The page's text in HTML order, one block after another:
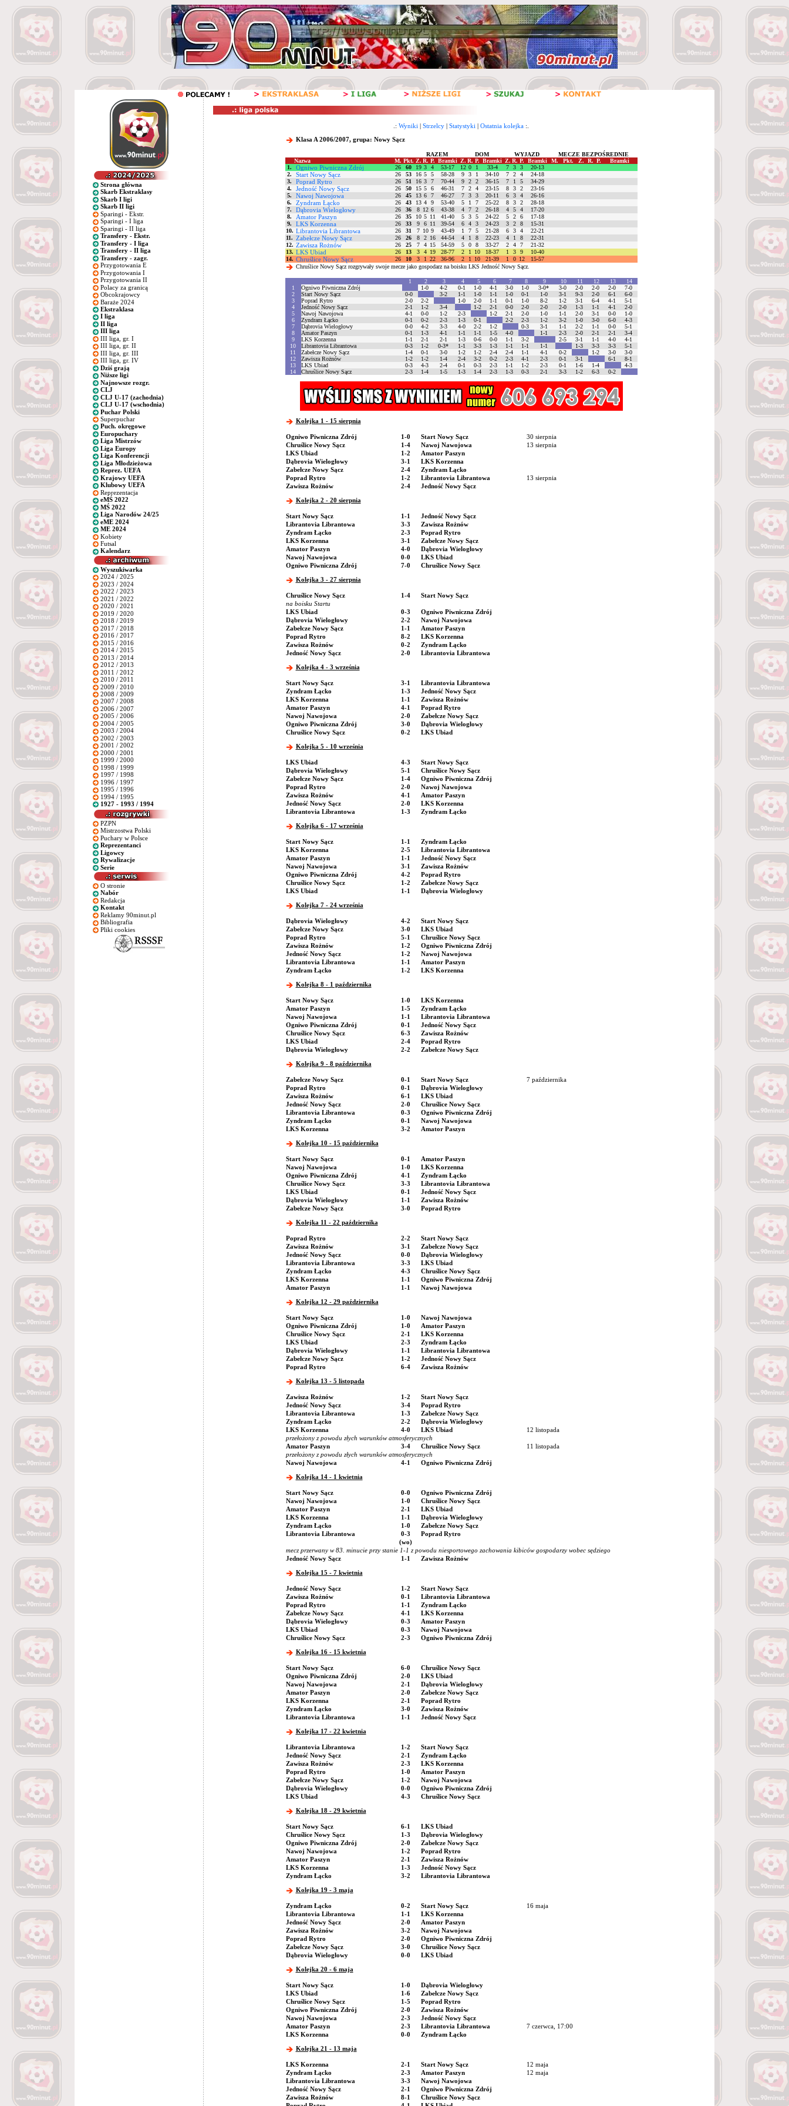
Strona główna
Skarb Ekstraklasy
Skarb I ligi
Skarb II ligi
Sparingi - Ekstr.
Sparingi - I liga
Sparingi - II liga
Transfery - Ekstr.
Transfery - I liga
Transfery - II liga
Transfery - zagr.
Przygotowania E
Przygotowania I
Przygotowania II
Polacy za granicą
Obcokrajowcy
Baraże 2024
Ekstraklasa
I liga
II liga
III liga
III liga, gr. I
III liga, gr. II
III liga, gr. III
III liga, gr. IV
Dziś grają
Niższe ligi
Najnowsze rozgr.
CLJ
CLJ U-17 (zachodnia)
CLJ U-17 (wschodnia)
Puchar Polski
Superpuchar
Puch. okręgowe
Europuchary
Liga Mistrzów
Liga Europy
Liga Konferencji
Liga Młodzieżowa
Reprez. UEFA
Krajowy UEFA
Klubowy UEFA
Reprezentacja
eMŚ 2022
MŚ 2022
Liga Narodów 24/25
eME 2024
ME 2024
Kobiety
Futsal
Kalendarz
Wyszukiwarka
2024 / 2025
2023 / 2024
2022 / 2023
2021 / 2022
2020 / 2021
2019 / 2020
2018 / 2019
2017 / 2018
2016 / 2017
2015 / 2016
2014 / 2015
2013 / 2014
2012 / 2013
2011 / 2012
2010 / 2011
2009 / 2010
2008 / 2009
2007 / 2008
2006 / 2007
2005 / 2006
2004 / 2005
2003 / 2004
2002 / 2003
2001 / 2002
2000 / 2001
1999 / 2000
1998 / 1999
1997 / 1998
1996 / 1997
1995 / 1996
1994 / 1995
1927 - 1993 / 1994
PZPN
Mistrzostwa Polski
Puchary w Polsce
Reprezentanci
Ligowcy
Rywalizacje
Serie
O stronie
Nabór
Redakcja
Kontakt
Reklamy 90minut.pl
Bibliografia
Pliki cookies
.: Wyniki | Strzelcy | Statystyki | Ostatnia kolejka :.
Klasa A 2006/2007, grupa: Nowy Sącz
RAZEM DOM WYJAZD
MECZE BEZPOŚREDNIE
Nazwa
M. Pkt. Z. R. P. Bramki Z. R. P. Bramki Z. R. P. Bramki M. Pkt. Z. R. P.
Bramki
1.
Ogniwo Piwniczna Zdrój 26 60 19 3 4 53-17 12 0 1 33-4 7 3 3
20-13
2.
Start Nowy Sącz 26 53 16 5 5 58-28 9 3 1 34-10 7 2 4
24-18
3.
Poprad Rytro 26 51 16 3 7 70-44 9 2 2 36-15 7 1 5
34-29
4.
Jedność Nowy Sącz 26 50 15 5 6 46-31 7 2 4 23-15 8 3 2
23-16
5.
Nawoj Nawojowa 26 45 13 6 7 46-27 7 3 3 20-11 6 3 4
26-16
6.
Zyndram Łącko 26 43 13 4 9 53-40 5 1 7 25-22 8 3 2
28-18
7.
Dąbrovia Wielogłowy 26 36 8 12 6 43-38 4 7 2 26-18 4 5 4
17-20
8.
Amator Paszyn 26 35 10 5 11 41-40 5 3 5 24-22 5 2 6
17-18
9.
LKS Korzenna 26 33 9 6 11 39-54 6 4 3 24-23 3 2 8
15-31
10. Librantovia Librantowa 26 31 7 10 9 43-49 1 7 5 21-28 6 3 4
22-21
11. Zabełcze Nowy Sącz 26 26 8 2 16 44-54 4 1 8 22-23 4 1 8
22-31
12. Zawisza Rożnów 26 25 7 4 15 54-59 5 0 8 33-27 2 4 7
21-32
13. LKS Ubiad 26 13 3 4 19 28-77 2 1 10 18-37 1 3 9
10-40
14. Chruślice Nowy Sącz 26 10 3 1 22 36-96 2 1 10 21-39 1 0 12
15-57
Chruślice Nowy Sącz rozgrywały swoje mecze jako gospodarz na boisku LKS Jedność Nowy Sącz.
1 2 3 4 5 6 7 8 9 10 11 12 13
14
1
Ogniwo Piwniczna Zdrój 1-0 4-2 0-1 1-0 4-1 3-0 1-0 3-0* 3-0 2-0 2-0 2-0
7-0
2
Start Nowy Sącz 0-0 3-2 1-1 1-0 1-1 1-0 0-1 1-0 3-1 9-3 2-0 6-1
6-0
3
Poprad Rytro 2-0 2-2 1-0 2-0 1-1 0-1 1-0 8-2 1-2 3-1 6-4 4-1
5-1
4
Jedność Nowy Sącz 2-1 1-2 3-4 1-2 2-1 0-0 2-0 2-0 2-0 1-3 1-1 4-1
2-0
5
Nawoj Nawojowa 4-1 0-0 1-2 2-3 1-2 2-1 2-0 1-0 1-1 2-0 3-1 0-0
1-0
6
Zyndram Łącko 0-1 0-2 2-3 1-3 0-1 2-2 2-3 1-2 3-2 1-0 3-0 6-0
4-3
7
Dąbrovia Wielogłowy 0-0 4-2 3-3 4-0 2-2 1-2 0-3 3-1 1-1 2-2 1-1 0-0
5-1
8
Amator Paszyn 0-1 1-3 4-1 1-1 1-1 1-5 4-0 1-1 2-3 2-0 2-1 2-1
3-4
9
LKS Korzenna 1-1 2-1 2-1 1-3 0-6 0-0 1-1 3-2 2-5 3-1 1-1 4-0
4-1
10
Librantovia Librantowa 0-3 1-2 0-3* 1-1 3-3 1-3 1-1 1-1 1-1 1-3 3-3 3-3
5-1
11
Zabełcze Nowy Sącz 1-4 0-1 3-0 1-2 1-2 2-4 2-4 1-1 4-1 0-2 1-2 3-0
3-0
12
Zawisza Rożnów 1-2 1-2 1-4 2-4 3-2 0-2 2-3 4-1 2-3 0-1 3-1 6-1
8-1
13
LKS Ubiad 0-3 4-3 2-4 0-1 0-3 2-3 1-1 1-2 2-3 0-1 1-6 1-4
4-3
14
Chruślice Nowy Sącz 2-3 1-4 1-5 1-3 1-4 2-3 1-3 0-3 2-1 3-3 1-2 6-3 0-2
Kolejka 1 - 15 sierpnia
Ogniwo Piwniczna Zdrój 1-0 Start Nowy Sącz
30 sierpnia
Chruślice Nowy Sącz
1-4 Nawoj Nawojowa
13 sierpnia
LKS Ubiad
1-2
Amator Paszyn
Dąbrovia Wielogłowy
3-1
LKS Korzenna
Zabełcze Nowy Sącz
2-4
Zyndram Łącko
Poprad Rytro
1-2 Librantovia Librantowa
13 sierpnia
Zawisza Rożnów
2-4 Jedność Nowy Sącz
Kolejka 2 - 20 sierpnia
Start Nowy Sącz 1-1
Jedność Nowy Sącz
Librantovia Librantowa
3-3
Zawisza Rożnów
Zyndram Łącko
2-3
Poprad Rytro
LKS Korzenna
3-1
Zabełcze Nowy Sącz
Amator Paszyn
4-0
Dąbrovia Wielogłowy
Nawoj Nawojowa
0-0
LKS Ubiad
Ogniwo Piwniczna Zdrój
7-0 Chruślice Nowy Sącz
Kolejka 3 - 27 sierpnia
Chruślice Nowy Sącz 1-4
Start Nowy Sącz
na boisku Startu
LKS Ubiad
0-3
Ogniwo Piwniczna Zdrój
Dąbrovia Wielogłowy
2-2
Nawoj Nawojowa
Zabełcze Nowy Sącz
1-1
Amator Paszyn
Poprad Rytro
8-2
LKS Korzenna
Zawisza Rożnów
0-2
Zyndram Łącko
Jedność Nowy Sącz
2-0 Librantovia Librantowa
Kolejka 4 - 3 września
Start Nowy Sącz 3-1
Librantovia Librantowa
Zyndram Łącko
1-3
Jedność Nowy Sącz
LKS Korzenna
1-1
Zawisza Rożnów
Amator Paszyn
4-1
Poprad Rytro
Nawoj Nawojowa
2-0
Zabełcze Nowy Sącz
Ogniwo Piwniczna Zdrój
3-0
Dąbrovia Wielogłowy
Chruślice Nowy Sącz
0-2 LKS Ubiad
Kolejka 5 - 10 września
LKS Ubiad 4-3
Start Nowy Sącz
Dąbrovia Wielogłowy
5-1
Chruślice Nowy Sącz
Zabełcze Nowy Sącz
1-4
Ogniwo Piwniczna Zdrój
Poprad Rytro
2-0
Nawoj Nawojowa
Zawisza Rożnów
4-1
Amator Paszyn
Jedność Nowy Sącz
2-0
LKS Korzenna
Librantovia Librantowa
1-3 Zyndram Łącko
Kolejka 6 - 17 września
Start Nowy Sącz 1-1
Zyndram Łącko
LKS Korzenna
2-5
Librantovia Librantowa
Amator Paszyn
1-1
Jedność Nowy Sącz
Nawoj Nawojowa
3-1
Zawisza Rożnów
Ogniwo Piwniczna Zdrój
4-2
Poprad Rytro
Chruślice Nowy Sącz
1-2
Zabełcze Nowy Sącz
LKS Ubiad
1-1 Dąbrovia Wielogłowy
Kolejka 7 - 24 września
Dąbrovia Wielogłowy 4-2
Start Nowy Sącz
Zabełcze Nowy Sącz
3-0
LKS Ubiad
Poprad Rytro
5-1
Chruślice Nowy Sącz
Zawisza Rożnów
1-2
Ogniwo Piwniczna Zdrój
Jedność Nowy Sącz
1-2
Nawoj Nawojowa
Librantovia Librantowa
1-1
Amator Paszyn
Zyndram Łącko
1-2 LKS Korzenna
Kolejka 8 - 1 października
Start Nowy Sącz 1-0
LKS Korzenna
Amator Paszyn
1-5
Zyndram Łącko
Nawoj Nawojowa
1-1
Librantovia Librantowa
Ogniwo Piwniczna Zdrój
0-1
Jedność Nowy Sącz
Chruślice Nowy Sącz
6-3
Zawisza Rożnów
LKS Ubiad
2-4
Poprad Rytro
Dąbrovia Wielogłowy
2-2 Zabełcze Nowy Sącz
Kolejka 9 - 8 października
Zabełcze Nowy Sącz 0-1 Start Nowy Sącz
7 października
Poprad Rytro
0-1
Dąbrovia Wielogłowy
Zawisza Rożnów
6-1
LKS Ubiad
Jedność Nowy Sącz
2-0
Chruślice Nowy Sącz
Librantovia Librantowa
0-3
Ogniwo Piwniczna Zdrój
Zyndram Łącko
0-1
Nawoj Nawojowa
LKS Korzenna
3-2 Amator Paszyn
Kolejka 10 - 15 października
Start Nowy Sącz 0-1
Amator Paszyn
Nawoj Nawojowa
1-0
LKS Korzenna
Ogniwo Piwniczna Zdrój
4-1
Zyndram Łącko
Chruślice Nowy Sącz
3-3
Librantovia Librantowa
LKS Ubiad
0-1
Jedność Nowy Sącz
Dąbrovia Wielogłowy
1-1
Zawisza Rożnów
Zabełcze Nowy Sącz
3-0 Poprad Rytro
Kolejka 11 - 22 października
Poprad Rytro 2-2
Start Nowy Sącz
Zawisza Rożnów
3-1
Zabełcze Nowy Sącz
Jedność Nowy Sącz
0-0
Dąbrovia Wielogłowy
Librantovia Librantowa
3-3
LKS Ubiad
Zyndram Łącko
4-3
Chruślice Nowy Sącz
LKS Korzenna
1-1
Ogniwo Piwniczna Zdrój
Amator Paszyn
1-1 Nawoj Nawojowa
Kolejka 12 - 29 października
Start Nowy Sącz 1-0
Nawoj Nawojowa
Ogniwo Piwniczna Zdrój
1-0
Amator Paszyn
Chruślice Nowy Sącz
2-1
LKS Korzenna
LKS Ubiad
2-3
Zyndram Łącko
Dąbrovia Wielogłowy
1-1
Librantovia Librantowa
Zabełcze Nowy Sącz
1-2
Jedność Nowy Sącz
Poprad Rytro
6-4 Zawisza Rożnów
Kolejka 13 - 5 listopada
Zawisza Rożnów 1-2
Start Nowy Sącz
Jedność Nowy Sącz
3-4
Poprad Rytro
Librantovia Librantowa
1-3
Zabełcze Nowy Sącz
Zyndram Łącko
2-2
Dąbrovia Wielogłowy
LKS Korzenna
4-0 LKS Ubiad
12 listopada
przełożony z powodu złych warunków atmosferycznych
Amator Paszyn
3-4 Chruślice Nowy Sącz
11 listopada
przełożony z powodu złych warunków atmosferycznych
Nawoj Nawojowa
4-1 Ogniwo Piwniczna Zdrój
Kolejka 14 - 1 kwietnia
Start Nowy Sącz 0-0
Ogniwo Piwniczna Zdrój
Nawoj Nawojowa
1-0
Chruślice Nowy Sącz
Amator Paszyn
2-1
LKS Ubiad
LKS Korzenna
1-1
Dąbrovia Wielogłowy
Zyndram Łącko
1-0
Zabełcze Nowy Sącz
Librantovia Librantowa
0-3
Poprad Rytro
(wo)
mecz przerwany w 83. minucie przy stanie 1-1 z powodu niesportowego zachowania kibiców gospodarzy wobec sędziego
Jedność Nowy Sącz
1-1 Zawisza Rożnów
Kolejka 15 - 7 kwietnia
Jedność Nowy Sącz 1-2
Start Nowy Sącz
Zawisza Rożnów
0-1
Librantovia Librantowa
Poprad Rytro
1-1
Zyndram Łącko
Zabełcze Nowy Sącz
4-1
LKS Korzenna
Dąbrovia Wielogłowy
0-3
Amator Paszyn
LKS Ubiad
0-3
Nawoj Nawojowa
Chruślice Nowy Sącz
2-3 Ogniwo Piwniczna Zdrój
Kolejka 16 - 15 kwietnia
Start Nowy Sącz 6-0
Chruślice Nowy Sącz
Ogniwo Piwniczna Zdrój
2-0
LKS Ubiad
Nawoj Nawojowa
2-1
Dąbrovia Wielogłowy
Amator Paszyn
2-0
Zabełcze Nowy Sącz
LKS Korzenna
2-1
Poprad Rytro
Zyndram Łącko
3-0
Zawisza Rożnów
Librantovia Librantowa
1-1 Jedność Nowy Sącz
Kolejka 17 - 22 kwietnia
Librantovia Librantowa 1-2
Start Nowy Sącz
Jedność Nowy Sącz
2-1
Zyndram Łącko
Zawisza Rożnów
2-3
LKS Korzenna
Poprad Rytro
1-0
Amator Paszyn
Zabełcze Nowy Sącz
1-2
Nawoj Nawojowa
Dąbrovia Wielogłowy
0-0
Ogniwo Piwniczna Zdrój
LKS Ubiad
4-3 Chruślice Nowy Sącz
Kolejka 18 - 29 kwietnia
Start Nowy Sącz 6-1
LKS Ubiad
Chruślice Nowy Sącz
1-3
Dąbrovia Wielogłowy
Ogniwo Piwniczna Zdrój
2-0
Zabełcze Nowy Sącz
Nawoj Nawojowa
1-2
Poprad Rytro
Amator Paszyn
2-1
Zawisza Rożnów
LKS Korzenna
1-3
Jedność Nowy Sącz
Zyndram Łącko
3-2 Librantovia Librantowa
Kolejka 19 - 3 maja
Zyndram Łącko 0-2 Start Nowy Sącz
16 maja
Librantovia Librantowa
1-1
LKS Korzenna
Jedność Nowy Sącz
2-0
Amator Paszyn
Zawisza Rożnów
3-2
Nawoj Nawojowa
Poprad Rytro
2-0
Ogniwo Piwniczna Zdrój
Zabełcze Nowy Sącz
3-0
Chruślice Nowy Sącz
Dąbrovia Wielogłowy
0-0 LKS Ubiad
Kolejka 20 - 6 maja
Start Nowy Sącz 1-0
Dąbrovia Wielogłowy
LKS Ubiad
1-6
Zabełcze Nowy Sącz
Chruślice Nowy Sącz
1-5
Poprad Rytro
Ogniwo Piwniczna Zdrój
2-0
Zawisza Rożnów
Nawoj Nawojowa
2-3
Jedność Nowy Sącz
Amator Paszyn
2-3 Librantovia Librantowa
7 czerwca, 17:00
LKS Korzenna
0-0 Zyndram Łącko
Kolejka 21 - 13 maja
LKS Korzenna 2-1 Start Nowy Sącz
12 maja
Zyndram Łącko
2-3 Amator Paszyn
12 maja
Librantovia Librantowa
3-3
Nawoj Nawojowa
Jedność Nowy Sącz
2-1
Ogniwo Piwniczna Zdrój
Zawisza Rożnów
8-1
Chruślice Nowy Sącz